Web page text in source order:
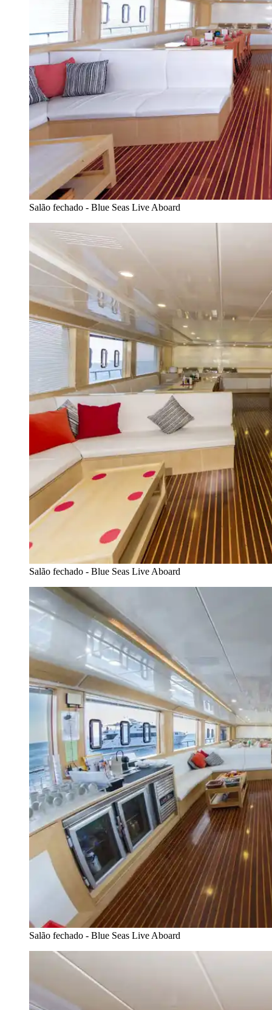
Salão fechado - Blue Seas Live Aboard
Salão fechado - Blue Seas Live Aboard
Salão fechado - Blue Seas Live Aboard